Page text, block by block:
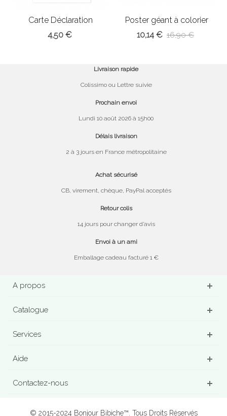
Carte Déclaration
d'amour
4,50 €
Poster géant à colorier
Paris
10,14 € 16,90 €
Livraison rapide
Colissimo ou Lettre suivie
Prochain envoi
Lundi 10 août 2026 à 15h00
Délais livraison
2 à 3 jours en France métropolitaine
Achat sécurisé
CB, virement, chèque, PayPal acceptés
Retour colis
14 jours pour changer d’avis
Envoi à un ami
Emballage cadeau facturé 1 €
A propos
Catalogue
Services
Aide
Contactez-nous
© 2015-2024 Bonjour Bibiche™. Tous Droits Réservés